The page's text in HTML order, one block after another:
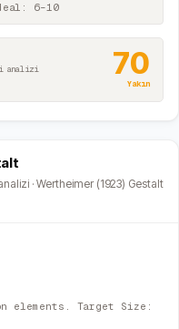
6–10
analizi
70
Yakın
· Wertheimer (1923) Gestalt
elements. Target Size: